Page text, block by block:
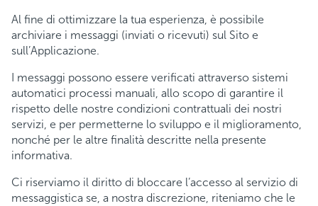
Al fine di ottimizzare la tua esperienza, è possibile
archiviare i messaggi (inviati o ricevuti) sul Sito e
sull’Applicazione.
I messaggi possono essere verificati attraverso sistemi
automatici processi manuali, allo scopo di garantire il
rispetto delle nostre condizioni contrattuali dei nostri
servizi, e per permetterne lo sviluppo e il miglioramento,
nonché per le altre finalità descritte nella presente
informativa.
Ci riserviamo il diritto di bloccare l’accesso al servizio di
messaggistica se, a nostra discrezione, riteniamo che le